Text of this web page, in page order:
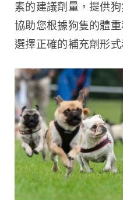
素的建議劑量，提供狗
協助您根據狗隻的體重
選擇正確的補充劑形式